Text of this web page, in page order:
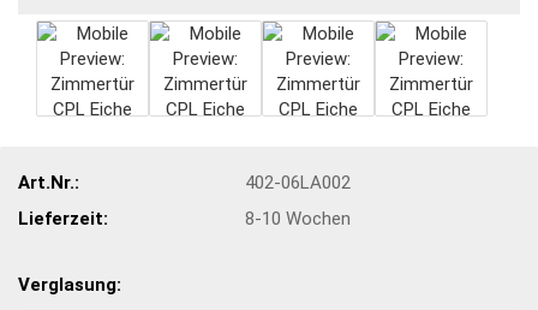
Art.Nr.:
402-06LA002
Lieferzeit:
8-10 Wochen
Verglasung: